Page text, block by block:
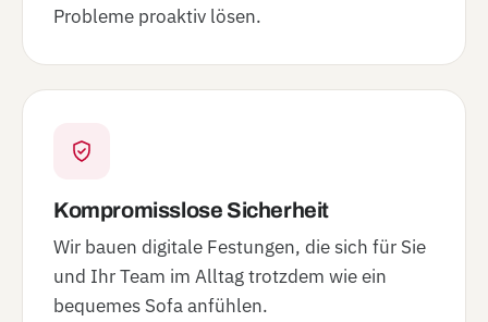
Probleme proaktiv lösen.
Kompromisslose Sicherheit
Wir bauen digitale Festungen, die sich für Sie
und Ihr Team im Alltag trotzdem wie ein
bequemes Sofa anfühlen.